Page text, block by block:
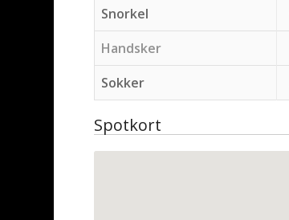
Snorkel
Handsker
Sokker
Spotkort